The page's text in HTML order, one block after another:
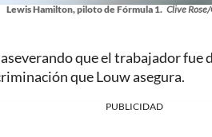
Lewis Hamilton, piloto de Fórmula 1. Clive
que el trabajador fue
que Louw asegura.
PUBLICIDAD